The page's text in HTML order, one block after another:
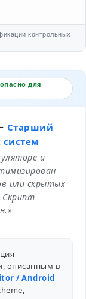
контрольных
для
Старший
и
или скрытых
Скрипт
описанным в
/ Android